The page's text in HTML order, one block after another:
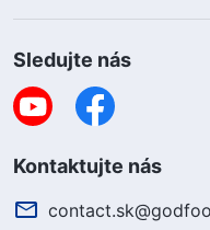
Sledujte nás
Kontaktujte nás